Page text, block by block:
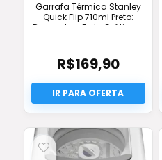
Garrafa Térmica Stanley
Quick Flip 710ml Preto:
Desconto e Frete Grátis na
R$169,90